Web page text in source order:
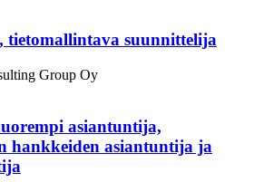
tietomallintava suunnittelija
Group Oy
asiantuntija,
hankkeiden asiantuntija ja